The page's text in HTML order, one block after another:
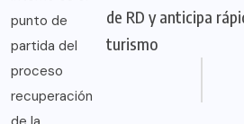
de RD y anticipa
turismo